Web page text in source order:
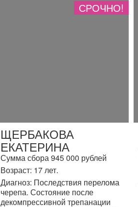
СРОЧНО!
ЩЕРБАКОВА
ЕКАТЕРИНА
Сумма сбора 945 000 рублей
Возраст: 17 лет.
Диагноз: Последствия перелома
черепа. Состояние после
декомпрессивной трепанации